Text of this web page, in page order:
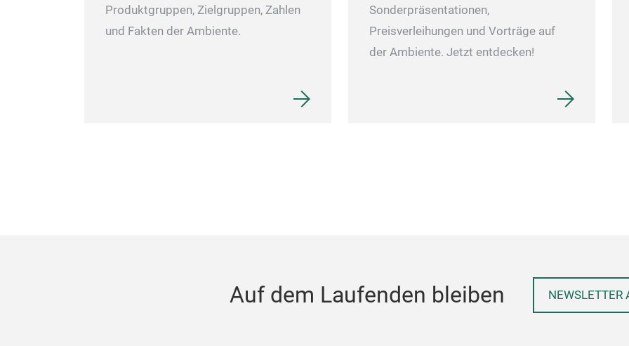
Produktgruppen, Zielgruppen, Zahlen
und Fakten der Ambiente.
Sonderpräsentationen,
Preisverleihungen und Vorträge auf
der Ambiente. Jetzt entdecken!
Auf dem Laufenden bleiben NEWSLETTER